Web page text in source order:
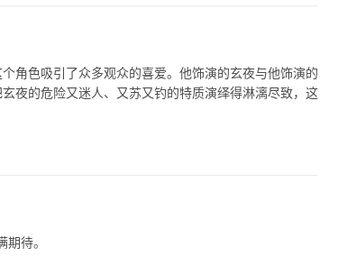
角色吸引了众多观众的喜爱。他饰演的玄夜与他饰演的
夜的危险又迷人、又苏又钓的特质演绎得淋漓尽致，这
待。